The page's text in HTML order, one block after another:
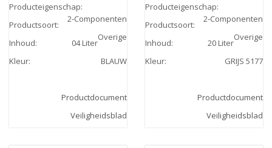
Producteigenschap:
2-Componenten
Productsoort:
Overige
Inhoud:
04 Liter
Kleur: BLAUW
Productdocument
Veiligheidsblad
Producteigenschap:
2-Componenten
Productsoort:
Overige
Inhoud:
20 Liter
Kleur: GRIJS 5177
Productdocument
Veiligheidsblad